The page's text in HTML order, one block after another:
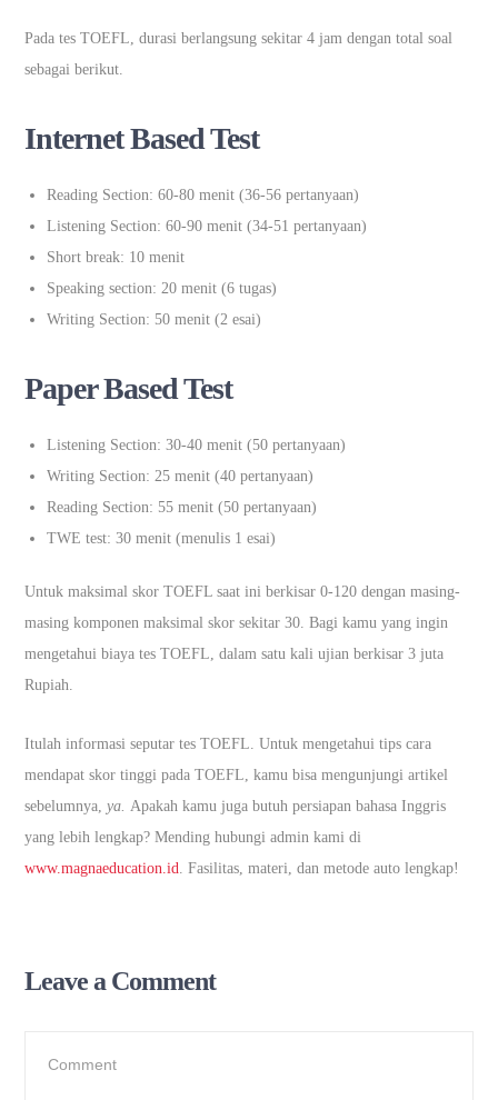
Pada tes TOEFL, durasi berlangsung sekitar 4 jam dengan total soal
sebagai berikut.
Internet Based Test
Reading Section: 60-80 menit (36-56 pertanyaan)
Listening Section: 60-90 menit (34-51 pertanyaan)
Short break: 10 menit
Speaking section: 20 menit (6 tugas)
Writing Section: 50 menit (2 esai)
Paper Based Test
Listening Section: 30-40 menit (50 pertanyaan)
Writing Section: 25 menit (40 pertanyaan)
Reading Section: 55 menit (50 pertanyaan)
TWE test: 30 menit (menulis 1 esai)
Untuk maksimal skor TOEFL saat ini berkisar 0-120 dengan masing-
masing komponen maksimal skor sekitar 30. Bagi kamu yang ingin
mengetahui biaya tes TOEFL, dalam satu kali ujian berkisar 3 juta
Rupiah.
Itulah informasi seputar tes TOEFL. Untuk mengetahui tips cara
mendapat skor tinggi pada TOEFL, kamu bisa mengunjungi artikel
sebelumnya,ya.Apakah kamu juga butuh persiapan bahasa Inggris
yang lebih lengkap? Mending hubungi admin kami di
www.magnaeducation.id. Fasilitas, materi, dan metode auto lengkap!
Leave a Comment